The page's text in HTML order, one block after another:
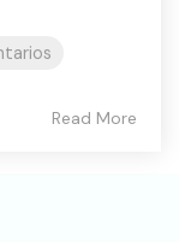
Read More